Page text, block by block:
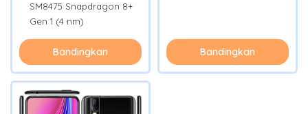
SM8475 Snapdragon 8+
Gen 1 (4 nm)
Bandingkan Bandingkan